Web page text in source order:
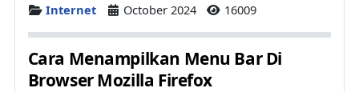
Details
Internet October 2024 16009
Cara Menampilkan Menu Bar Di
Browser Mozilla Firefox